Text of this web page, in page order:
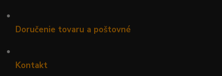
•
Doručenie tovaru a poštovné
•
Kontakt